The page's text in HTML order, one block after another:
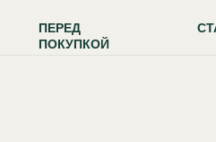
ПЕРЕД
ПОКУПКОЙ